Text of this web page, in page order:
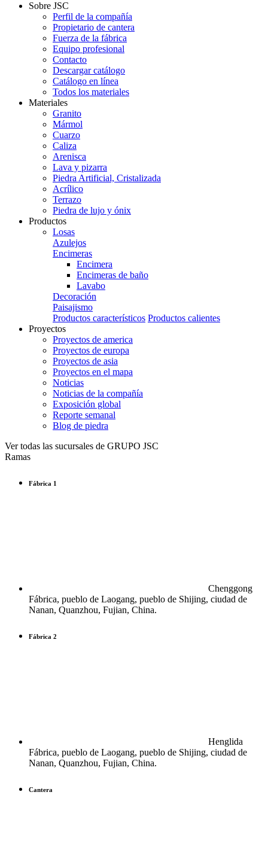
Sobre JSC
Perfil de la compañía
Propietario de cantera
Fuerza de la fábrica
Equipo profesional
Contacto
Descargar catálogo
Catálogo en línea
Todos los materiales
Materiales
Granito
Mármol
Cuarzo
Caliza
Arenisca
Lava y pizarra
Piedra Artificial, Cristalizada
Acrílico
Terrazo
Piedra de lujo y ónix
Productos
Losas
Azulejos
Encimeras
Encimera
Encimeras de baño
Lavabo
Decoración
Paisajismo
Productos característicos Productos calientes
Proyectos
Proyectos de america
Proyectos de europa
Proyectos de asia
Proyectos en el mapa
Noticias
Noticias de la compañía
Exposición global
Reporte semanal
Blog de piedra
Ver todas las sucursales de GRUPO JSC
Ramas
Fábrica 1
Chenggong
Fábrica, pueblo de Laogang, pueblo de Shijing, ciudad de
Nanan, Quanzhou, Fujian, China.
Fábrica 2
Henglida
Fábrica, pueblo de Laogang, pueblo de Shijing, ciudad de
Nanan, Quanzhou, Fujian, China.
Cantera